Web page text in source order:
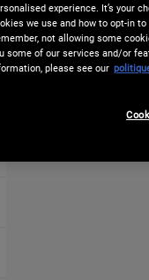
experience. It’s your
we use and how to opt-in
not allowing some
some of our services and/or
please see our